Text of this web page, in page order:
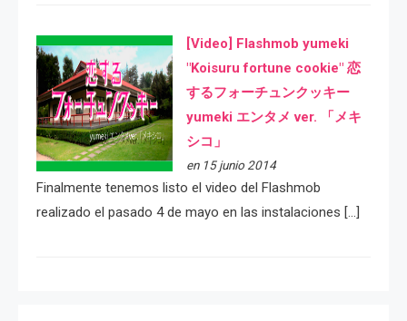
[Video] Flashmob yumeki
"Koisuru fortune cookie" 恋
するフォーチュンクッキー
yumeki エンタメ ver. 「メキ
シコ」
en 15 junio 2014
Finalmente tenemos listo el video del Flashmob
realizado el pasado 4 de mayo en las instalaciones […]